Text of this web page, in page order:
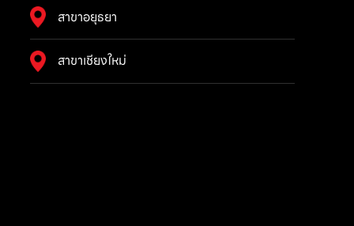
สาขาอยุธยา
สาขาเชียงใหม่